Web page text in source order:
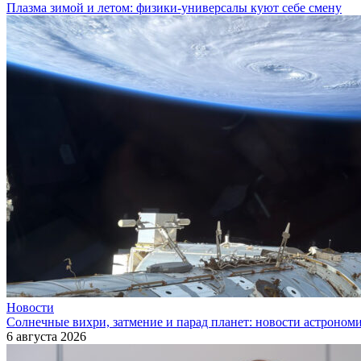
Плазма зимой и летом: физики-универсалы куют себе смену
Новости
Солнечные вихри, затмение и парад планет: новости
6 августа 2026